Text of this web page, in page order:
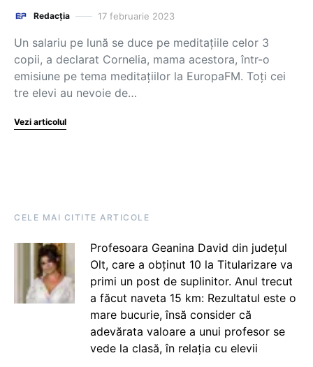
Redacția 17 februarie 2023
Un salariu pe lună se duce pe meditațiile celor 3
copii, a declarat Cornelia, mama acestora, într-o
emisiune pe tema meditațiilor la EuropaFM. Toți cei
tre elevi au nevoie de…
Vezi articolul
CELE MAI CITITE ARTICOLE
Profesoara Geanina David din județul
Olt, care a obținut 10 la Titularizare va
primi un post de suplinitor. Anul trecut
a făcut naveta 15 km: Rezultatul este o
mare bucurie, însă consider că
adevărata valoare a unui profesor se
vede la clasă, în relația cu elevii